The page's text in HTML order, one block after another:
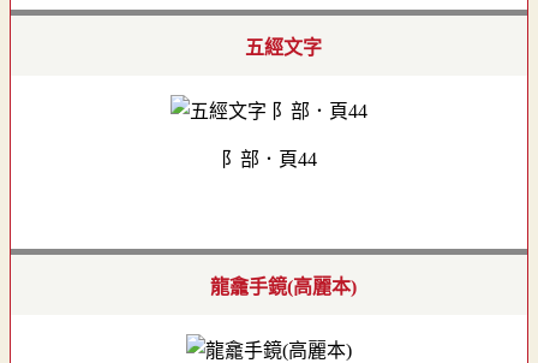
五經文字
阝部．頁44
龍龕手鏡(高麗本)